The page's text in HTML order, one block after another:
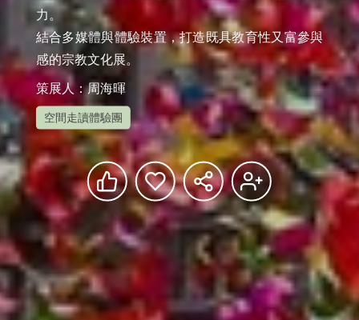
力。
結合多媒體與體驗裝置，打造既具教育性又富參與
策展人：周海暉
空間走讀體驗團